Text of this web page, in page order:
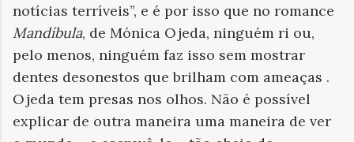
notícias terríveis”, e é por isso que no romance
Mandíbula, de Mónica Ojeda, ninguém ri ou,
pelo menos, ninguém faz isso sem mostrar
dentes desonestos que brilham com ameaças .
Ojeda tem presas nos olhos. Não é possível
explicar de outra maneira uma maneira de ver